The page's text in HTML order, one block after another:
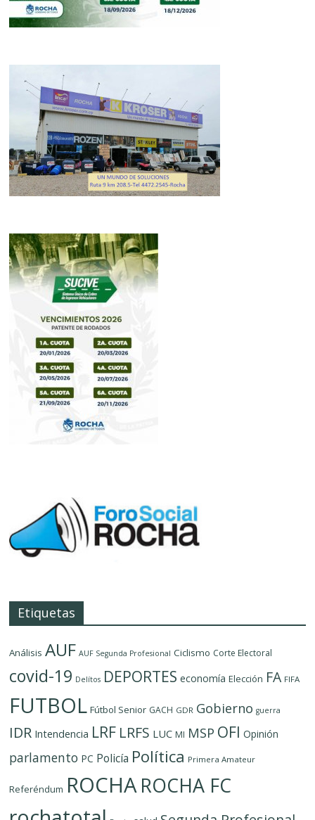
Etiquetas
Análisis AUF AUF Segunda Profesional Ciclismo Corte Electoral
covid-19 Delítos DEPORTES economía Elección FA FIFA
FUTBOL Fútbol Senior GACH GDR Gobierno guerra
IDR Intendencia LRF LRFS LUC MI MSP OFI Opinión
parlamento PC Policía Política Primera Amateur
Referéndum ROCHAROCHA FC